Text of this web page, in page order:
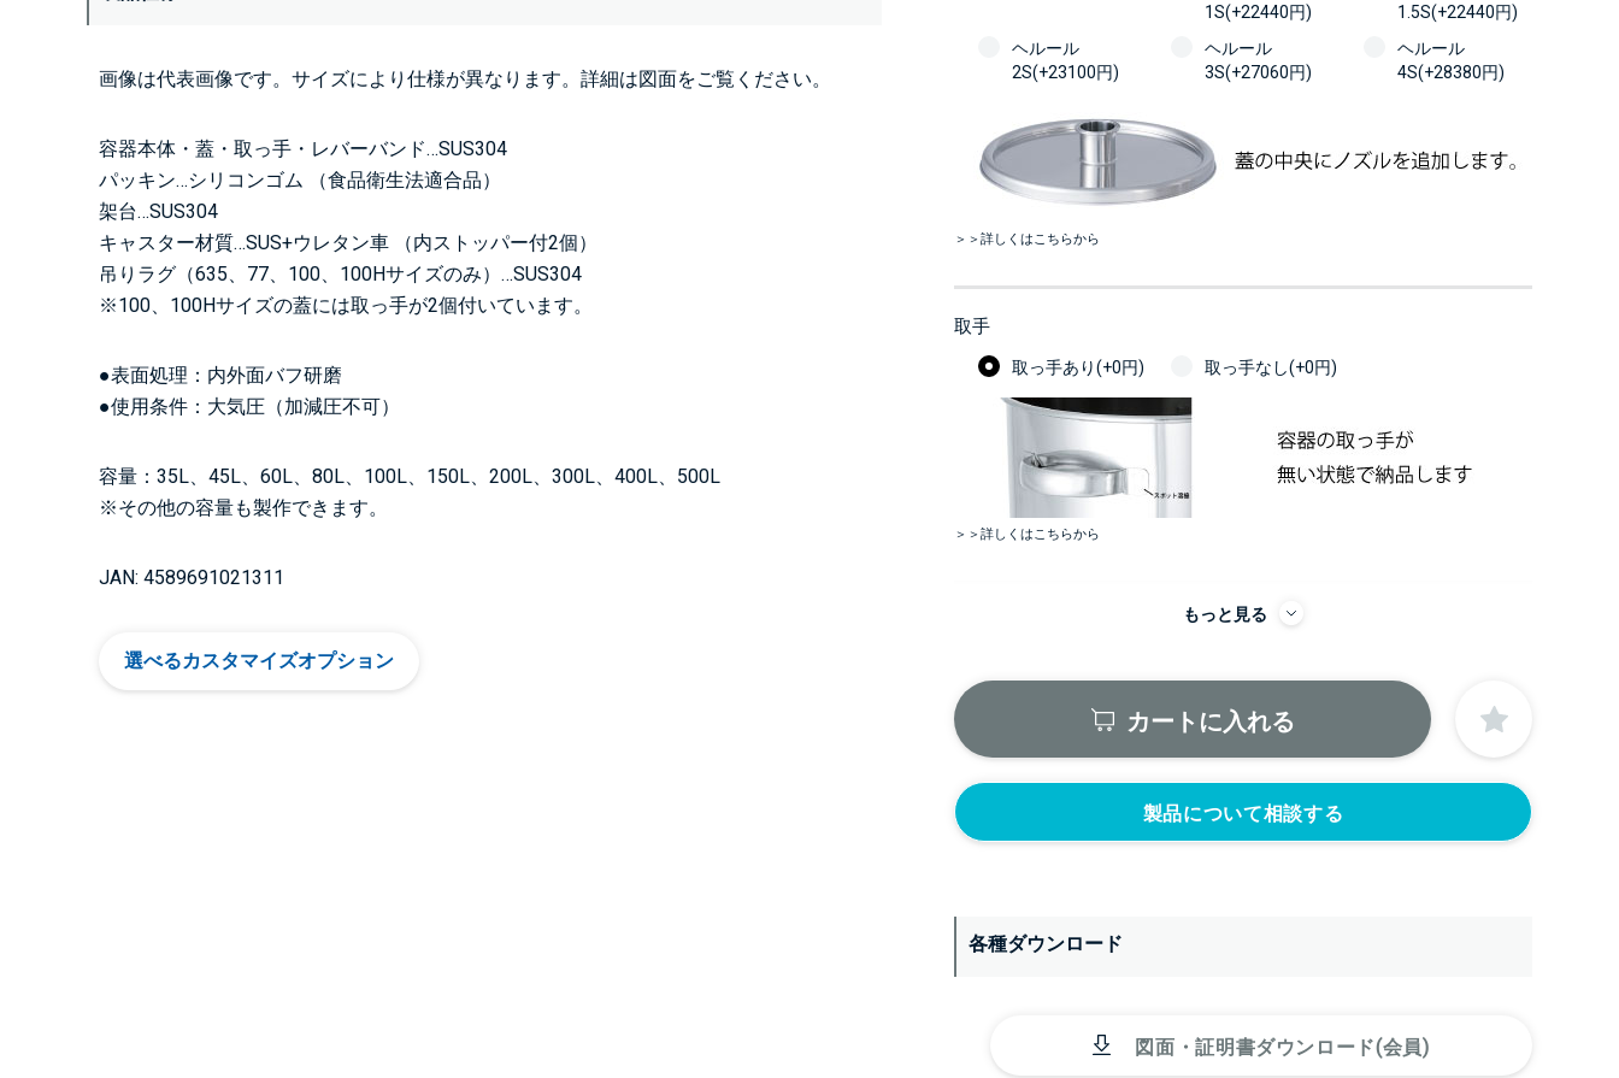
画像は代表画像です。サイズにより仕様が異なります。詳細は図面をご覧ください。
容器本体・蓋・取っ手・レバーバンド…SUS304
パッキン…シリコンゴム （食品衛生法適合品）
架台…SUS304
キャスター材質…SUS+ウレタン車 （内ストッパー付2個）
吊りラグ（635、77、100、100Hサイズのみ）…SUS304
※100、100Hサイズの蓋には取っ手が2個付いています。
●表面処理：内外面バフ研磨
●使用条件：大気圧（加減圧不可）
容量：35L、45L、60L、80L、100L、150L、200L、300L、400L、500L
※その他の容量も製作できます。
JAN: 4589691021311
選べるカスタマイズオプション
1S(+22440円)
1.5S(+22440円)
ヘルール
2S(+23100円)
ヘルール
3S(+27060円)
ヘルール
4S(+28380円)
＞＞詳しくはこちらから
取手
取っ手あり(+0円) 取っ手なし(+0円)
＞＞詳しくはこちらから
正面側の上部にノズルをつける
1/4’(+22440円)
3/8’(+22440円)
1/2’(+22440円)
ソケット
ソケット
1/2’(+22440円)
ヘルール
ヘルール
1.5S’(+22440円)
ヘルール
なし
もっと見る
カートに入れる
製品について相談する
各種ダウンロード
図面・証明書ダウンロード(会員)